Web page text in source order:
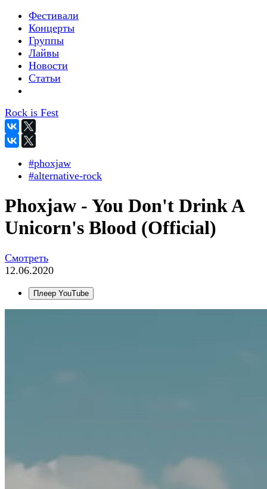
Фестивали
Концерты
Группы
Лайвы
Новости
Статьи
Rock is Fest
#phoxjaw
#alternative-rock
Phoxjaw - You Don't Drink A
Unicorn's Blood (Official)
Смотреть
12.06.2020
Плеер YouTube